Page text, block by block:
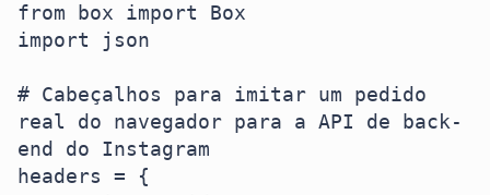
from box import Box
import json
# Cabeçalhos para imitar um pedido
real do navegador para a API de back-
end do Instagram
headers = {